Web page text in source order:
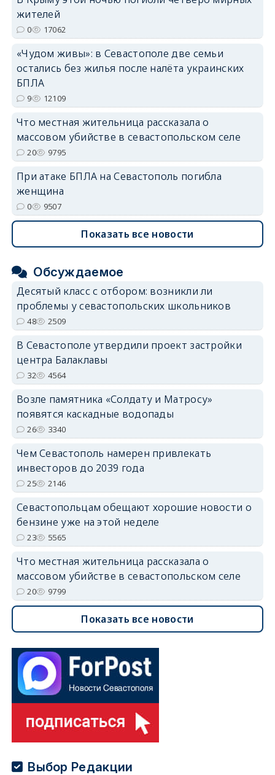
жителей
0 17062
«Чудом живы»: в Севастополе две семьи
остались без жилья после налёта украинских
БПЛА
9 12109
Что местная жительница рассказала о
массовом убийстве в севастопольском селе
20 9795
При атаке БПЛА на Севастополь погибла
женщина
0 9507
Показать все новости
Обсуждаемое
Десятый класс с отбором: возникли ли
проблемы у севастопольских школьников
48 2509
В Севастополе утвердили проект застройки
центра Балаклавы
32 4564
Возле памятника «Солдату и Матросу»
появятся каскадные водопады
26 3340
Чем Севастополь намерен привлекать
инвесторов до 2039 года
25 2146
Севастопольцам обещают хорошие новости о
бензине уже на этой неделе
23 5565
Что местная жительница рассказала о
массовом убийстве в севастопольском селе
20 9799
Показать все новости
Выбор Редакции